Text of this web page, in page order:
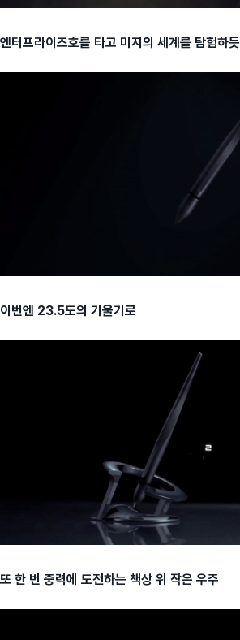
엔터프라이즈호를 타고 미지의 세계를 탐험하듯
이번엔 23.5도의 기울기로
또 한 번 중력에 도전하는 책상 위 작은 우주